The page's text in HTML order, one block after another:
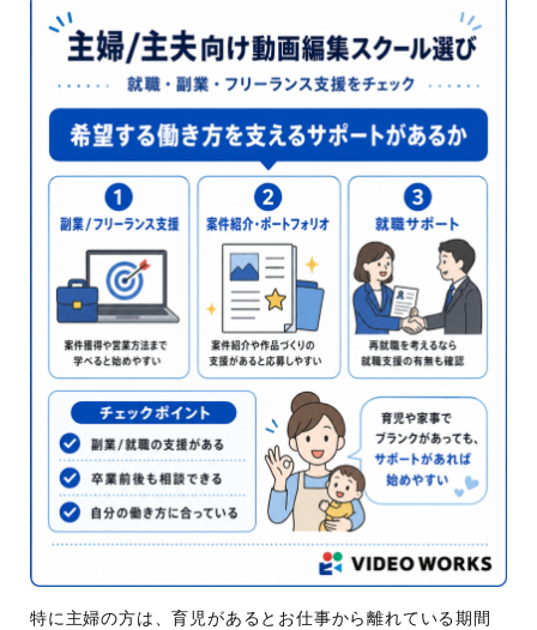
特に主婦の方は、育児があるとお仕事から離れている期間